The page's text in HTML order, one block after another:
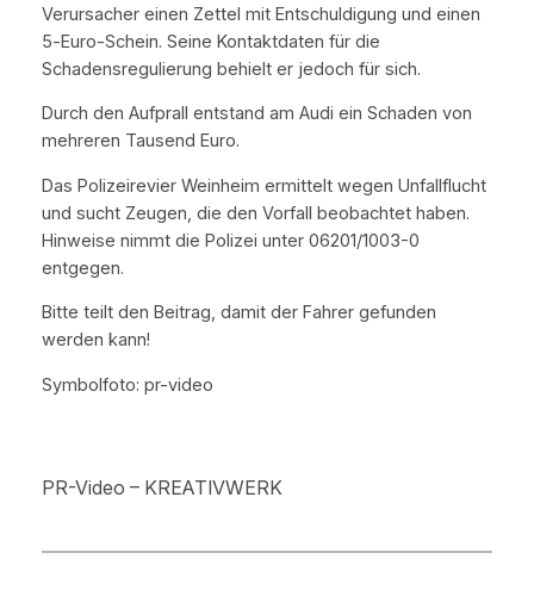
Verursacher einen Zettel mit Entschuldigung und einen
5‑Euro-Schein. Seine Kontaktdaten für die
Schadensregulierung behielt er jedoch für sich.
Durch den Aufprall entstand am Audi ein Schaden von
mehreren Tausend Euro.
Das Polizeirevier Weinheim ermittelt wegen Unfallflucht
und sucht Zeugen, die den Vorfall beobachtet haben.
Hinweise nimmt die Polizei unter 06201/1003-0
entgegen.
Bitte teilt den Beitrag, damit der Fahrer gefunden
werden kann!
Symbolfoto: pr-video
PR-Video – KREATIVWERK